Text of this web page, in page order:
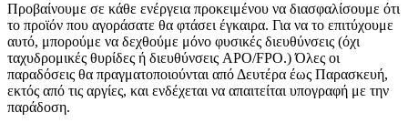
Προβαίνουμε σε κάθε ενέργεια προκειμένου να διασφαλίσουμε ότι
το προϊόν που αγοράσατε θα φτάσει έγκαιρα. Για να το επιτύχουμε
αυτό, μπορούμε να δεχθούμε μόνο φυσικές διευθύνσεις (όχι
ταχυδρομικές θυρίδες ή διευθύνσεις APO/FPO.) Όλες οι
παραδόσεις θα πραγματοποιούνται από Δευτέρα έως Παρασκευή,
εκτός από τις αργίες, και ενδέχεται να απαιτείται υπογραφή με την
παράδοση.